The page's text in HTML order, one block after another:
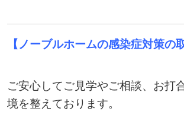
【ノーブルホームの感染症対策の
ご安心してご見学やご相談、お打
境を整えております。